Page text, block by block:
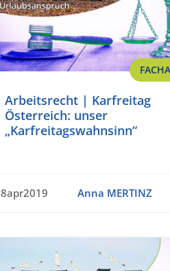
Arbeitsrecht | Karfreitag
Österreich: unser
„Karfreitagswahnsinn“
8apr2019 Anna MERTINZ